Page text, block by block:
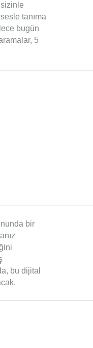
tanıma
bugün
5
bir
bu dijital